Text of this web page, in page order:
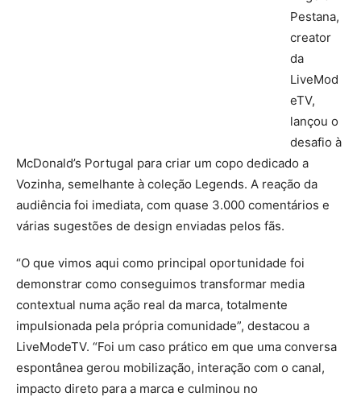
Pestana,
creator
da
LiveMod
eTV,
lançou o
desafio à
McDonald’s Portugal para criar um copo dedicado a
Vozinha, semelhante à coleção Legends. A reação da
audiência foi imediata, com quase 3.000 comentários e
várias sugestões de design enviadas pelos fãs.
“O que vimos aqui como principal oportunidade foi
demonstrar como conseguimos transformar media
contextual numa ação real da marca, totalmente
impulsionada pela própria comunidade”, destacou a
LiveModeTV. “Foi um caso prático em que uma conversa
espontânea gerou mobilização, interação com o canal,
impacto direto para a marca e culminou no